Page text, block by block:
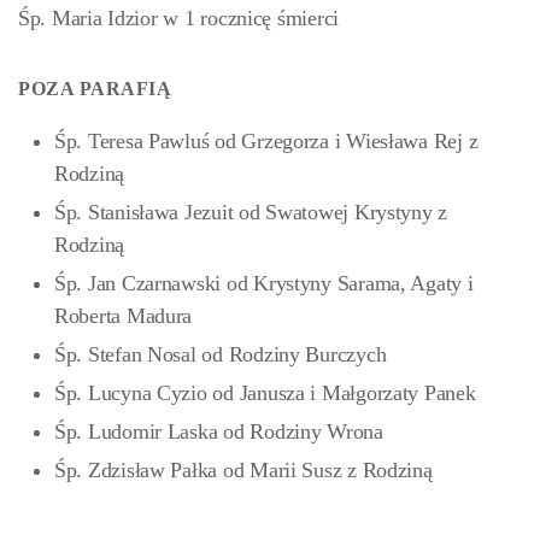
Śp. Maria Idzior w 1 rocznicę śmierci
POZA PARAFIĄ
Śp. Teresa Pawluś od Grzegorza i Wiesława Rej z
Rodziną
Śp. Stanisława Jezuit od Swatowej Krystyny z
Rodziną
Śp. Jan Czarnawski od Krystyny Sarama, Agaty i
Roberta Madura
Śp. Stefan Nosal od Rodziny Burczych
Śp. Lucyna Cyzio od Janusza i Małgorzaty Panek
Śp. Ludomir Laska od Rodziny Wrona
Śp. Zdzisław Pałka od Marii Susz z Rodziną